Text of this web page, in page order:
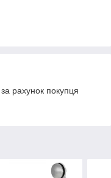
рахунок покупця